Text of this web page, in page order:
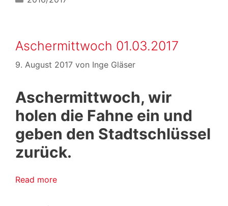
Aschermittwoch 01.03.2017
9. August 2017 von Inge Gläser
Aschermittwoch, wir
holen die Fahne ein und
geben den Stadtschlüssel
zurück.
Read more